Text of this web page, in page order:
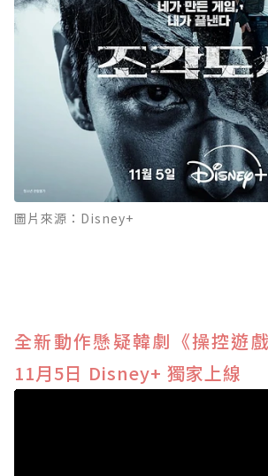
圖片來源：Disney+
全新動作懸疑韓劇《操控遊
11月5日 Disney+ 獨家上線